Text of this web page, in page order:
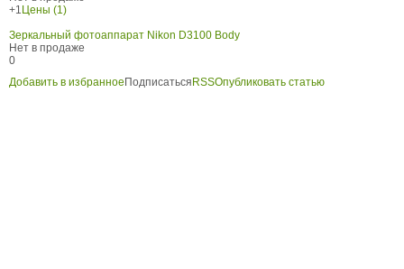
+1 Цены (1)
Зеркальный фотоаппарат Nikon D3100 Body
Нет в продаже
0
Добавить в избранное Подписаться RSSОпубликовать статью